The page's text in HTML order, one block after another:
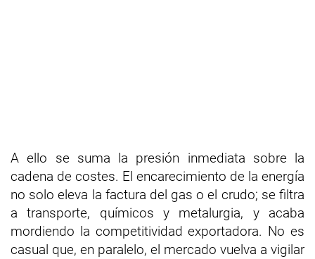
A ello se suma la presión inmediata sobre la
cadena de costes. El encarecimiento de la energía
no solo eleva la factura del gas o el crudo; se filtra
a transporte, químicos y metalurgia, y acaba
mordiendo la competitividad exportadora. No es
casual que, en paralelo, el mercado vuelva a vigilar